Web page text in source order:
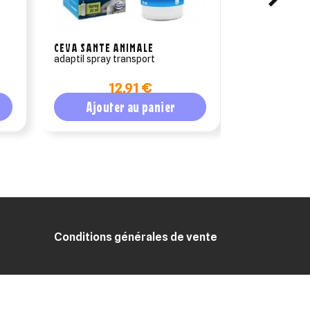
CEVA SANTE ANIMALE
adaptil spray transport
12,91 €
Ajouter au panier
Conditions générales de vente